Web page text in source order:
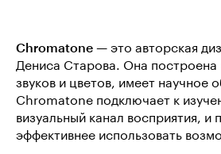
Chromatone — это авторская
Дениса Старова. Она построена
звуков и цветов, имеет научное
Chromatone подключает к
визуальный канал восприятия, и
эффективнее использовать